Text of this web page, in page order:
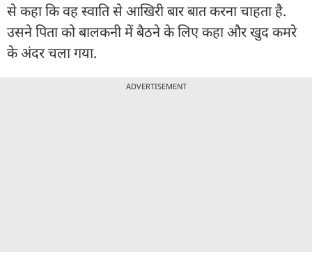
से कहा कि वह स्वाति से आखिरी बार बात करना चाहता है.
उसने पिता को बालकनी में बैठने के लिए कहा और खुद कमरे
के अंदर चला गया.
ADVERTISEMENT